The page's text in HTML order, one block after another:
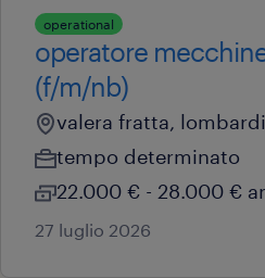
operational
operatore
(f/m/nb)
valera fratta,
tempo determinato
22.000 € - 28.000 €
27 luglio 2026